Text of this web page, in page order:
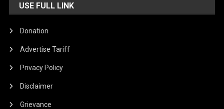
USE FULL LINK
Donation
Advertise Tariff
Privacy Policy
Disclaimer
Grievance